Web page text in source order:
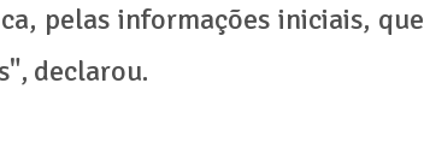
pelas informações iniciais, que
declarou.